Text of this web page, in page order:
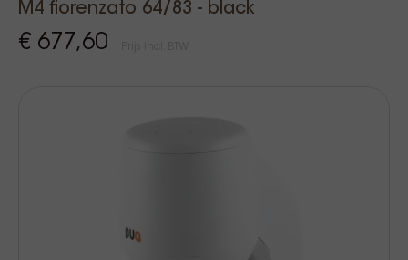
M4 fiorenzato 64/83 - black
€ 677,60